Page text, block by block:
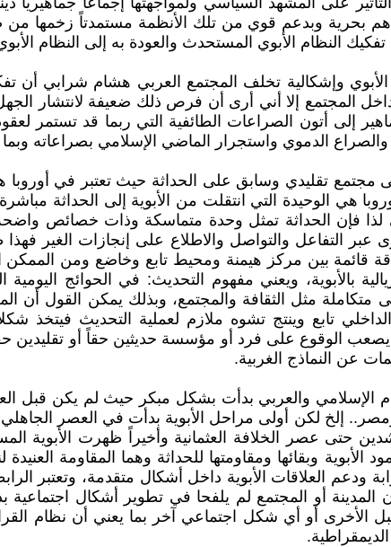
بحرية وبدعم قوي من تلك الأنظمة مستمدتاً زخمها
النظام الأبوي المستحدث والعودة به إلى النظام
وإشكالية تخلف المجتمع العربي هشام شرابي أن
داخل المجتمع إلا أني أرى أن فرص ذلك ضعيفة لانتشار
إلى أتون الصراعات الطائفية التي ربما قد تستمر
والصراع الدموي واستجرار الماضي الإسلامي بصراعاته
مجتمع تقليدي وسابق على الحداثة حيث تعتبر في
هي الوحيدة التي انتقلت من الأبوية إلى الحداثة
لذا فإن الحداثة تمثل وحدة متماسكة وذات خصائص واضحة
عبر التفاعل والتواصل والاطلاع على إنجازات الغير
قائمة بين مركز هيمنة ومحيط تابع وخاضع ومن الممكن
بالأبوية، ويعني مفهوم التحديث: في الحوائج
متكاملة مثل الثقافة والمجتمع، وبذلك يمكن
تابع وينتج تشوه ملازم لعملية التحديث فيتخذ
يصعب الوقوع على فرد أو مؤسسة حديثين حقاً أو تقليدين
عن النماذج الغربية.
الإسلامي والعربي بدأت بشكل مبكر حيث لم يكن قبل
إلخ لكن أولى مراحل الأبوية بدأت في العصر
حتى عصر الخلافة العثمانية وأخيراً ظهرت
الأبوية وبقائها ومقاومتها للحداثة وهما المقاومة
ودعم العلاقات الأبوية داخل أشكال متقدمة، وتعتبر
المدينة أو المجتمع لم يلفحا في تطوير أشكال اجتماعية
الأخرى أو أي شكل اجتماعي آخر بما يعني أن نظام